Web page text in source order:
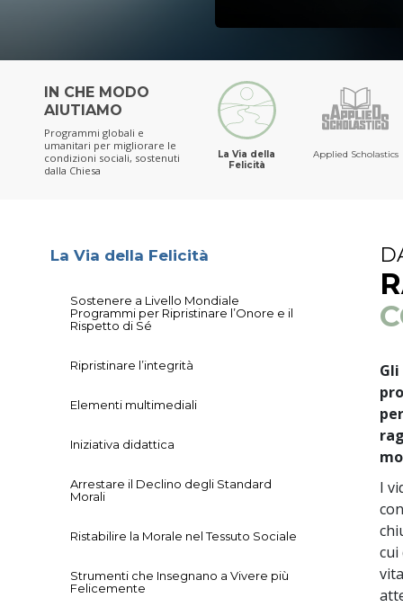
IN CHE MODO
AIUTIAMO
Programmi globali e
umanitari per migliorare le
condizioni sociali, sostenuti
dalla Chiesa
La Via della
Felicità
Applied Scholastics
I
cui
La Via della Felicità
Sostenere a Livello Mondiale
Programmi per Ripristinare l’Onore e il
Rispetto di Sé
Ripristinare l’integrità
Elementi multimediali
Iniziativa didattica
Arrestare il Declino degli Standard
Morali
Ristabilire la Morale nel Tessuto Sociale
Strumenti che Insegnano a Vivere più
Felicemente